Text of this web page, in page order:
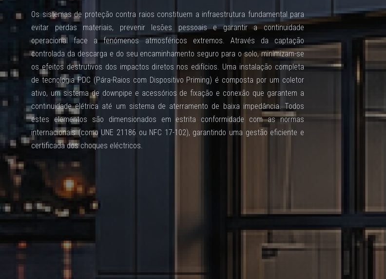
Os sistemas de proteção contra raios constituem a infraestrutura fundamental para
evitar perdas materiais, prevenir lesões pessoais e garantir a continuidade
operacional face a fenómenos atmosféricos extremos. Através da captação
controlada da descarga e do seu encaminhamento seguro para o solo, minimizam-se
os efeitos destrutivos dos impactos diretos nos edifícios. Uma instalação completa
de tecnologia PDC (Pára-Raios com Dispositivo Priming) é composta por um coletor
ativo, um sistema de downpipe e acessórios de fixação e conexão que garantem a
continuidade elétrica até um sistema de aterramento de baixa impedância. Todos
estes elementos são dimensionados em estrita conformidade com as normas
internacionais (como UNE 21186 ou NFC 17-102), garantindo uma gestão eficiente e
certificada dos choques eléctricos.